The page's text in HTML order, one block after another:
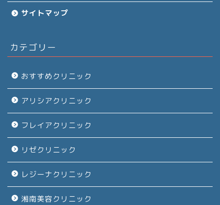
サイトマップ
カテゴリー
おすすめクリニック
アリシアクリニック
フレイアクリニック
リゼクリニック
レジーナクリニック
湘南美容クリニック